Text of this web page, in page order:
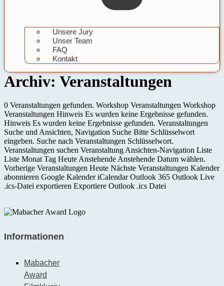
Unsere Jury
Unser Team
FAQ
Kontakt
Archiv: Veranstaltungen
0 Veranstaltungen gefunden. Workshop Veranstaltungen Workshop
Veranstaltungen Hinweis Es wurden keine Ergebnisse gefunden.
Hinweis Es wurden keine Ergebnisse gefunden. Veranstaltungen
Suche und Ansichten, Navigation Suche Bitte Schlüsselwort
eingeben. Suche nach Veranstaltungen Schlüsselwort.
Veranstaltungen suchen Veranstaltung Ansichten-Navigation Liste
Liste Monat Tag Heute Anstehende Anstehende Datum wählen.
Vorherige Veranstaltungen Heute Nächste Veranstaltungen Kalender
abonnieren Google Kalender iCalendar Outlook 365 Outlook Live
.ics-Datei exportieren Exportiere Outlook .ics Datei
Informationen
Mabacher
Award